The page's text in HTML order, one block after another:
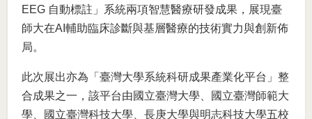
EEG 自動標註」系統兩項智慧醫療研發成果，展現臺
師大在AI輔助臨床診斷與基層醫療的技術實力與創新佈
局。
此次展出亦為「臺灣大學系統科研成果產業化平台」整
合成果之一，該平台由國立臺灣大學、國立臺灣師範大
學、國立臺灣科技大學、長庚大學與明志科技大學五校